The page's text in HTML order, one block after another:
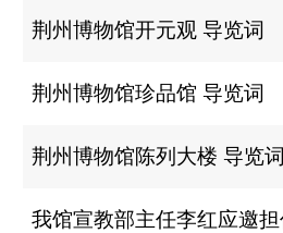
荆州博物馆开元观 导览词
荆州博物馆珍品馆 导览词
荆州博物馆陈列大楼 导览词